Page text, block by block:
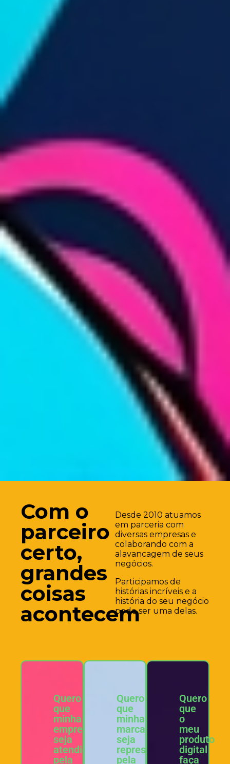
Com o
parceiro
certo,
grandes
coisas
acontecem
Desde 2010 atuamos
em parceria com
diversas empresas e
colaborando com a
alavancagem de seus
negócios.
Participamos de
histórias incríveis e a
história do seu negócio
pode ser uma delas.
Quero
que
minha
empresa
seja
atendida
pela
Quero
que
minha
marca
seja
representada
pela
Quero
que
o
meu
produto
digital
faça